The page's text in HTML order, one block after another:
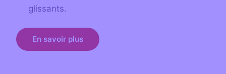
glissants.
En savoir plus